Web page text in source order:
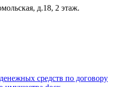
д.18, 2 этаж.
средств по договору